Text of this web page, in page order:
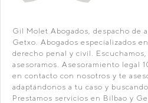
Gil Molet Abogados, despacho de
Getxo. Abogados especializados
derecho penal y civil.
asesoramos. Asesoramiento legal
en contacto con nosotros y te
adaptándonos a tu caso y
Prestamos servicios en Bilbao y